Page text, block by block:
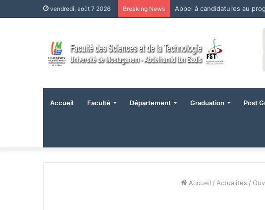
vendredi, août 7 2026 Breaking News Appel à candidatures au
Accueil Faculté Département Graduation Post
Accueil / Actualités /